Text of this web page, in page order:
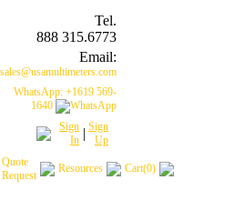
Tel.
888 315.6773
Email:
sales@usamultimeters.com
WhatsApp: +1619 569-
1640
Sign
In | Sign
Up
Quote
Request
Resources Cart(0)